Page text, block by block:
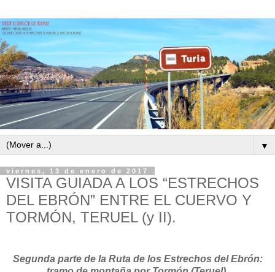
▼
viernes, 13 de enero de 2017
VISITA GUIADA A LOS “ESTRECHOS
DEL EBRÓN” ENTRE EL CUERVO Y
TORMÓN, TERUEL (y II).
Segunda parte de la Ruta de los Estrechos del Ebrón: